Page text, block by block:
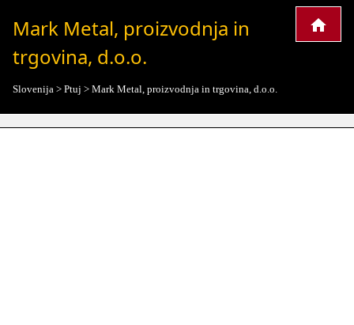
Mark Metal, proizvodnja in
trgovina, d.o.o.
Slovenija > Ptuj > Mark Metal, proizvodnja in trgovina, d.o.o.